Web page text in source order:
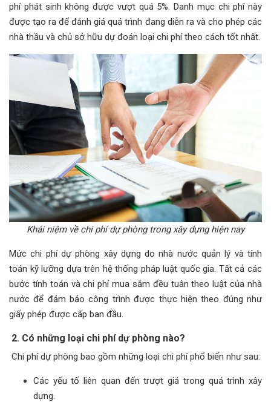
phí phát sinh không được vượt quá 5%. Danh mục chi phí này
được tạo ra để đánh giá quá trình đang diễn ra và cho phép các
nhà thầu và chủ sở hữu dự đoán loại chi phí theo cách tốt nhất.
Khái niệm về chi phí dự phòng trong xây dựng hiện nay
Mức chi phí dự phòng xây dựng do nhà nước quản lý và tính
toán kỹ lưỡng dựa trên hệ thống pháp luật quốc gia. Tất cả các
bước tính toán và chi phí mua sắm đều tuân theo luật của nhà
nước để đảm bảo công trình được thực hiện theo đúng như
giấy phép được cấp ban đầu.
2. Có những loại chi phí dự phòng nào?
Chi phí dự phòng bao gồm những loại chi phí phổ biến như sau:
Các yếu tố liên quan đến trượt giá trong quá trình xây
dựng.